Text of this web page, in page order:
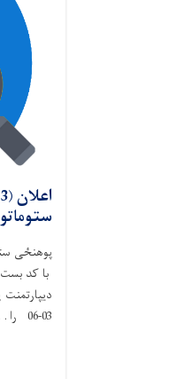
پوهنځی
06-03 را . . .